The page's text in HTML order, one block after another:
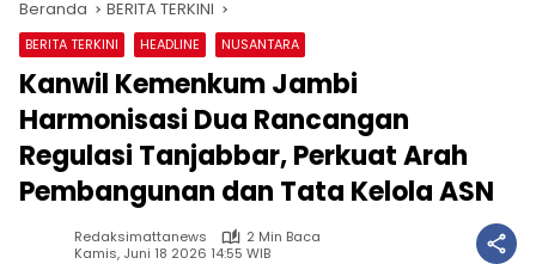
Beranda BERITA TERKINI
BERITA TERKINI HEADLINE NUSANTARA
Kanwil Kemenkum Jambi
Harmonisasi Dua Rancangan
Regulasi Tanjabbar, Perkuat Arah
Pembangunan dan Tata Kelola ASN
Redaksimattanews
2 Min Baca
Kamis, Juni 18 2026 14:55 WIB